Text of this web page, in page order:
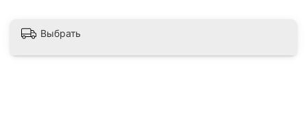
Выбрать